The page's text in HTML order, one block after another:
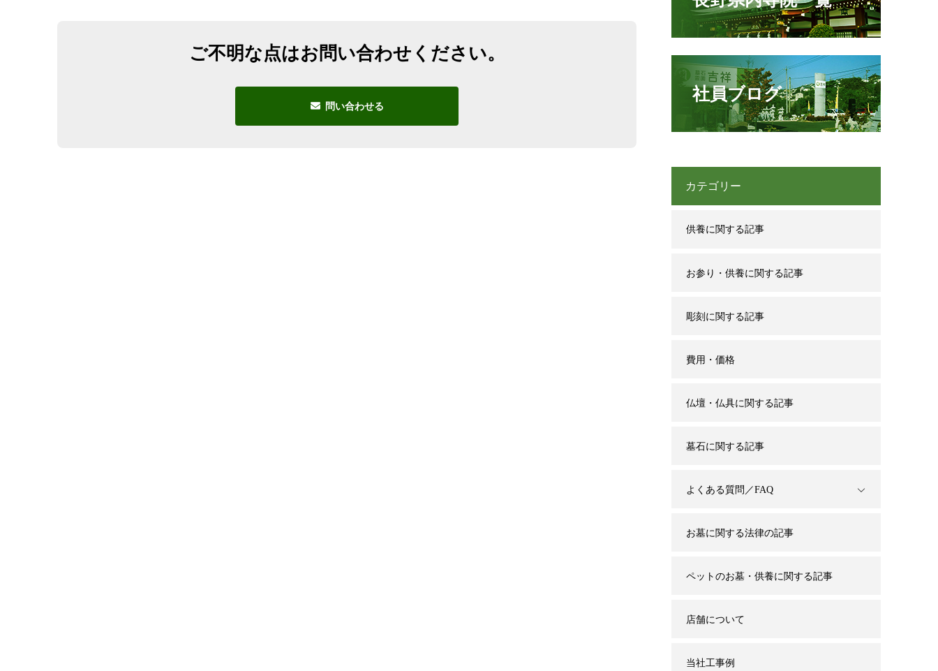
ご不明な点はお問い合わせください。
問い合わせる
社員ブログ
カテゴリー
供養に関する記事
お参り・供養に関する記事
彫刻に関する記事
費用・価格
仏壇・仏具に関する記事
墓石に関する記事
よくある質問／FAQ
お墓に関する法律の記事
ペットのお墓・供養に関する記事
店舗について
当社工事例